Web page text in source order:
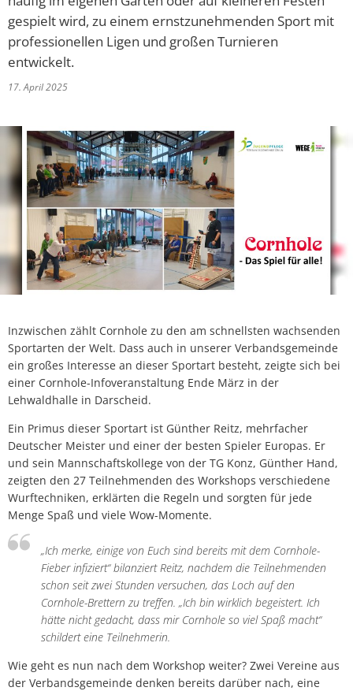
Rentenberatung
Ver- und Entsorgung
Kinder, Jugend und Freizeit
Tourismus und Kultur
Projekte
Regionale Zusammenarbeit
Resiliente Dörfer
Seniorenbeauftragte
VereinsKompass VG Daun
gespielt wird, zu einem ernstzunehmenden Sport mit
professionellen Ligen und großen Turnieren
entwickelt.
17. April 2025
Inzwischen zählt Cornhole zu den am schnellsten wachsenden
Sportarten der Welt. Dass auch in unserer Verbandsgemeinde
ein großes Interesse an dieser Sportart besteht, zeigte sich bei
einer Cornhole-Infoveranstaltung Ende März in der
Lehwaldhalle in Darscheid.
Ein Primus dieser Sportart ist Günther Reitz, mehrfacher
Deutscher Meister und einer der besten Spieler Europas. Er
und sein Mannschaftskollege von der TG Konz, Günther Hand,
zeigten den 27 Teilnehmenden des Workshops verschiedene
Wurftechniken, erklärten die Regeln und sorgten für jede
Menge Spaß und viele Wow-Momente.
„Ich merke, einige von Euch sind bereits mit dem Cornhole-
Fieber infiziert“ bilanziert Reitz, nachdem die Teilnehmenden
schon seit zwei Stunden versuchen, das Loch auf den
Cornhole-Brettern zu treffen. „Ich bin wirklich begeistert. Ich
hätte nicht gedacht, dass mir Cornhole so viel Spaß macht“
schildert eine Teilnehmerin.
Wie geht es nun nach dem Workshop weiter? Zwei Vereine aus
der Verbandsgemeinde denken bereits darüber nach, eine